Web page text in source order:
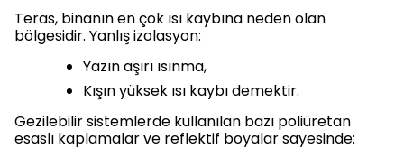
Teras, binanın en çok ısı kaybına neden olan
bölgesidir. Yanlış izolasyon:
Yazın aşırı ısınma,
Kışın yüksek ısı kaybı demektir.
Gezilebilir sistemlerde kullanılan bazı poliüretan
esaslı kaplamalar ve reflektif boyalar sayesinde: